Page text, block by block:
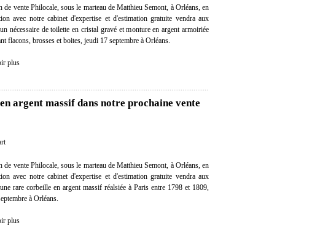
de vente Philocale, sous le marteau de Matthieu Semont, à Orléans, en
avec notre cabinet d'expertise et d'estimation gratuite vendra aux
nécessaire de toilette en cristal gravé et monture en argent armoiriée
flacons, brosses et boites, jeudi 17 septembre à Orléans.
plus
argent massif dans notre prochaine vente
de vente Philocale, sous le marteau de Matthieu Semont, à Orléans, en
avec notre cabinet d'expertise et d'estimation gratuite vendra aux
rare corbeille en argent massif réalsiée à Paris entre 1798 et 1809,
à Orléans.
plus